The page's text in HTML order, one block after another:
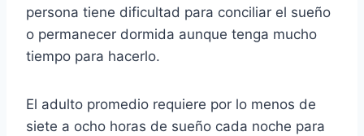
persona tiene dificultad para conciliar el sueño
o permanecer dormida aunque tenga mucho
tiempo para hacerlo.
El adulto promedio requiere por lo menos de
siete a ocho horas de sueño cada noche para